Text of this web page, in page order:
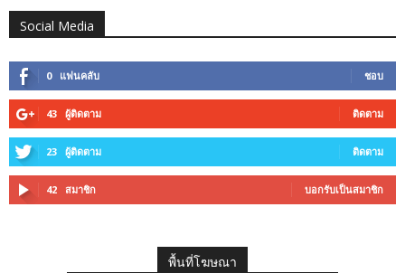
Social Media
0 แฟนคลับ ชอบ
43 ผู้ติดตาม ติดตาม
23 ผู้ติดตาม ติดตาม
42 สมาชิก บอกรับเป็นสมาชิก
พื้นที่โฆษณา